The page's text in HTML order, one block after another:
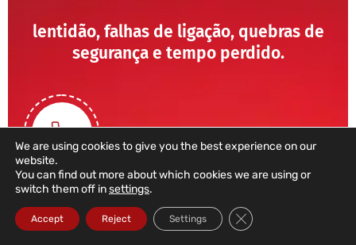
lentidão, falhas de ligação, quebras de
segurança e tempo perdido.
211 459 950
We are using cookies to give you the best experience on our
website.
You can find out more about which cookies we are using or
switch them off insettings.
Accept Reject Settings Close GDPR Cookie